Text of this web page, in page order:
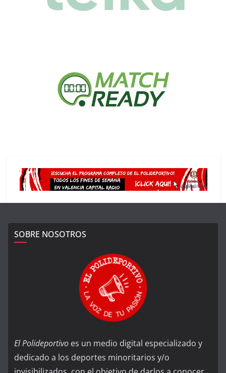
SOBRE NOSOTROS
El Polideportivo es un medio digital especializado y
dedicado a los deportes minoritarios y/o